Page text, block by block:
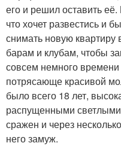
его и решил оставить
что хочет развестись и
снимать новую
барам и клубам, чтобы
совсем немного
потрясающе красивой
было всего 18 лет,
распущенными
сражен и через
него замуж.